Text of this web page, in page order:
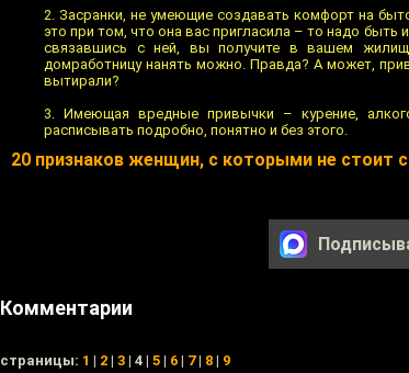
2. Засранки, не умеющие создавать комфорт на
это при том, что она вас пригласила – то надо
связавшись с ней, вы получите в вашем
домработницу нанять можно. Правда? А может,
вытирали?
3. Имеющая вредные привычки – курение,
расписывать подробно, понятно и без этого.
20 признаков женщин, с которыми не стоит
Комментарии
cтраницы: 1 | 2 | 3 | 4 | 5 | 6 | 7| 8 | 9